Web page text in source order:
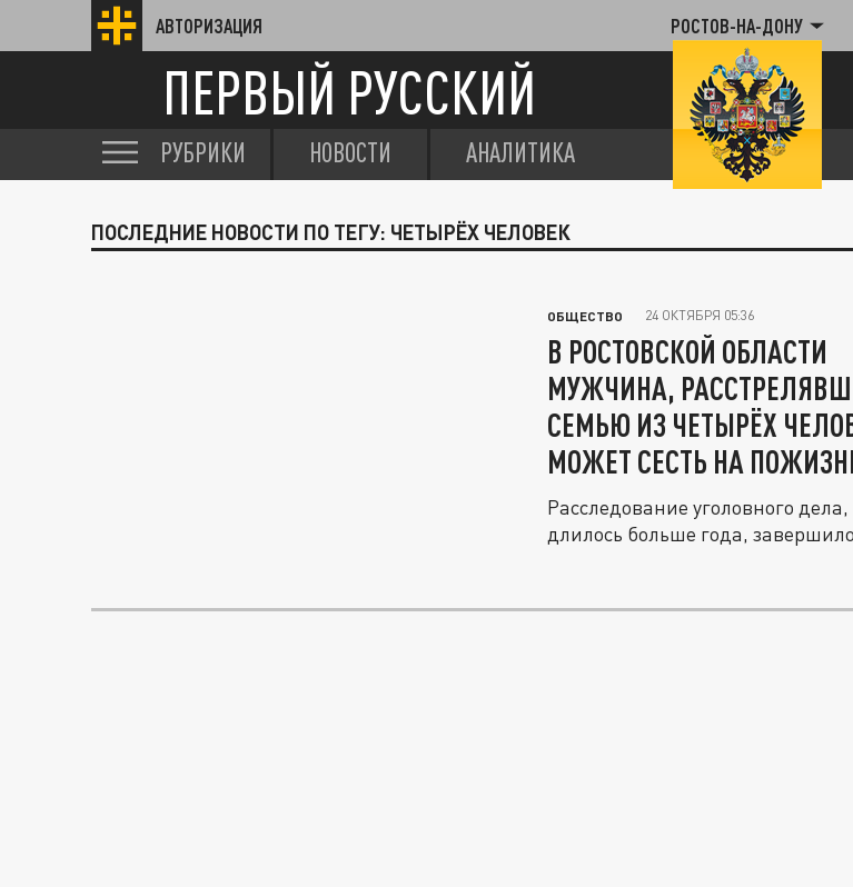
АВТОРИЗАЦИЯ РОСТОВ-НА-ДОНУ
ПЕРВЫЙ РУССКИЙ
РУБРИКИ НОВОСТИ АНАЛИТИКА
ПОСЛЕДНИЕ НОВОСТИ ПО ТЕГУ: ЧЕТЫРЁХ ЧЕЛОВЕК
ОБЩЕСТВО 24 ОКТЯБРЯ 05:36
В РОСТОВСКОЙ ОБЛАСТИ
МУЖЧИНА,
СЕМЬЮ ИЗ ЧЕТЫРЁХ
МОЖЕТ СЕСТЬ НА
Расследование уголовного дела,
длилось больше года,